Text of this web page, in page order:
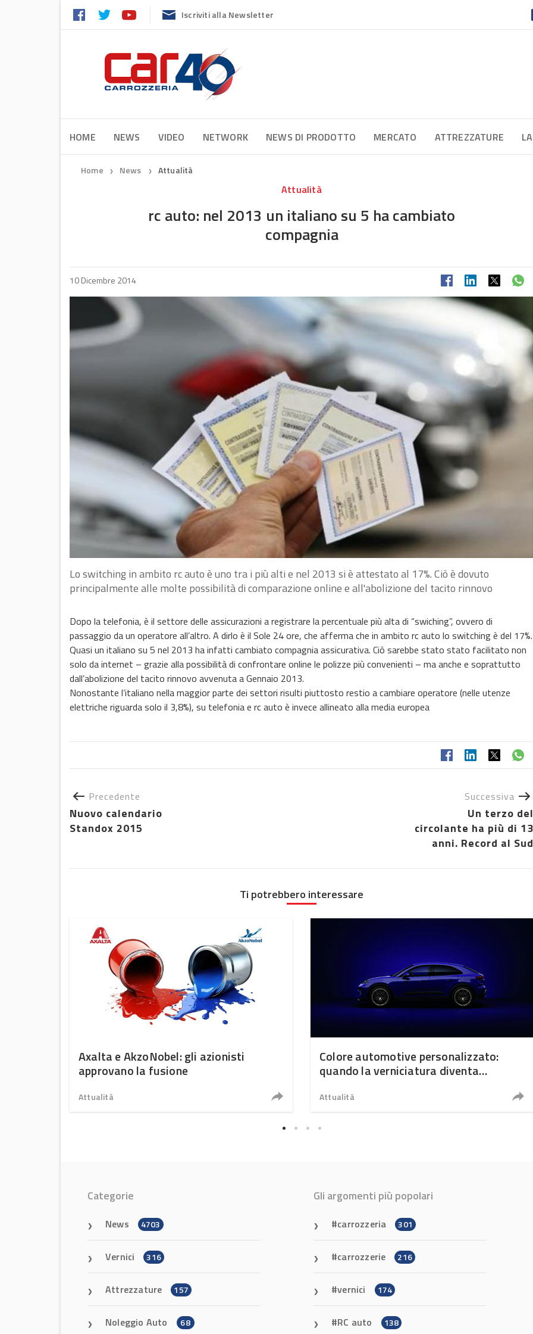
Iscriviti alla Newsletter
HOME NEWS VIDEO NETWORK NEWS DI PRODOTTO MERCATO ATTREZZATURE
Home ❯ News ❯ Attualità
Attualità
rc auto: nel 2013 un italiano su 5 ha cambiato
compagnia
10 Dicembre 2014
Lo switching in ambito rc auto è uno tra i più alti e nel 2013 si è attestato al 17%. Ciò è dovuto
principalmente alle molte possibilità di comparazione online e all'abolizione del tacito rinnovo
Dopo la telefonia, è il settore delle assicurazioni a registrare la percentuale più alta di “swiching”, ovvero di
passaggio da un operatore all’altro. A dirlo è il Sole 24 ore, che afferma che in ambito rc auto lo switching è del 17%.
Quasi un italiano su 5 nel 2013 ha infatti cambiato compagnia assicurativa. Ciò sarebbe stato stato facilitato non
solo da internet – grazie alla possibilità di confrontare online le polizze più convenienti – ma anche e soprattutto
dall’abolizione del tacito rinnovo avvenuta a Gennaio 2013.
Nonostante l’italiano nella maggior parte dei settori risulti piuttosto restio a cambiare operatore (nelle utenze
elettriche riguarda solo il 3,8%), su telefonia e rc auto è invece allineato alla media europea
Precedente
Nuovo calendario
Standox 2015
Successiva
Un terzo del
circolante ha più di 13
anni. Record al Sud
Ti potrebbero interessare
Axalta e AkzoNobel: gli azionisti
approvano la fusione
Attualità
Colore automotive personalizzato:
quando la verniciatura diventa
Attualità
Categorie
News 4703
Vernici 316
Attrezzature 157
Noleggio Auto 68
Gli argomenti più popolari
carrozzeria 301
carrozzerie 216
vernici 174
RC auto 138